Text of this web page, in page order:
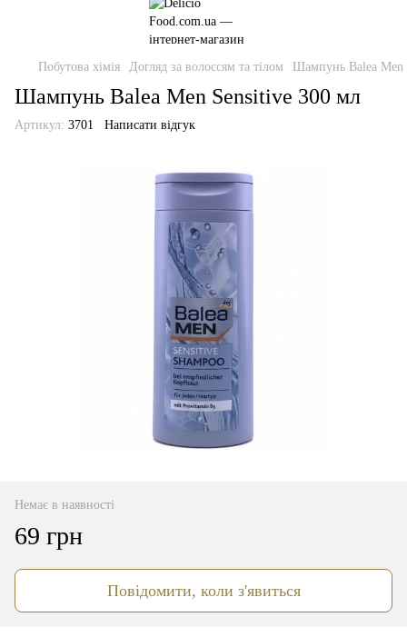
Побутова хімія Догляд за волоссям та тілом Шампунь Balea Men
Шампунь Balea Men Sensitive 300 мл
Артикул: 3701 Написати відгук
Немає в наявності
69 грн
Повідомити, коли з'явиться